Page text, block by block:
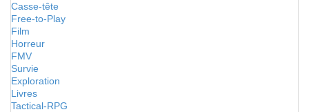
Casse-tête
Free-to-Play
Film
Horreur
FMV
Survie
Exploration
Livres
Tactical-RPG